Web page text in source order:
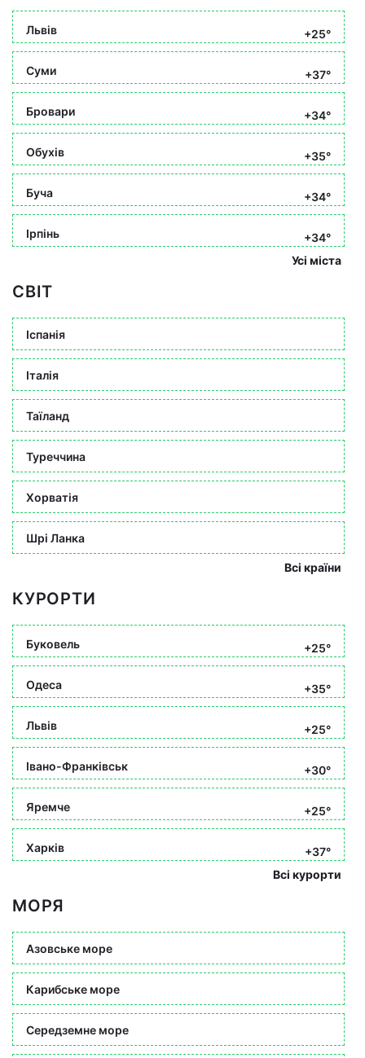
Львів +25°
Суми +37°
Бровари +34°
Обухів +35°
Буча +34°
Ірпінь
+34°
Усі міста
СВІТ
Іспанія
Італія
Таїланд
Туреччина
Хорватія
Шрі Ланка
Всі країни
КУРОРТИ
Буковель +25°
Одеса +35°
Львів +25°
Івано-Франківськ +30°
Яремче +25°
Харків
+37°
Всі курорти
МОРЯ
Азовське море
Карибське море
Середземне море